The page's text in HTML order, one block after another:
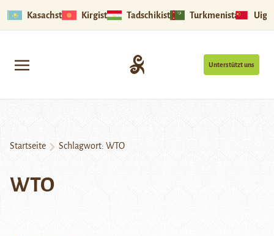
Kasachstan Kirgistan Tadschikistan Turkmenistan
Unterstützt uns
Startseite Schlagwort: WTO
WTO